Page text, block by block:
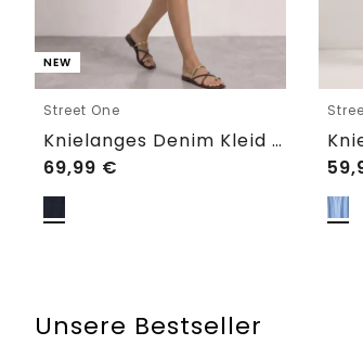
NEW
Street One
Knielanges Denim Kleid mit 3/4-Arm
69,99 €
Unsere Bestseller